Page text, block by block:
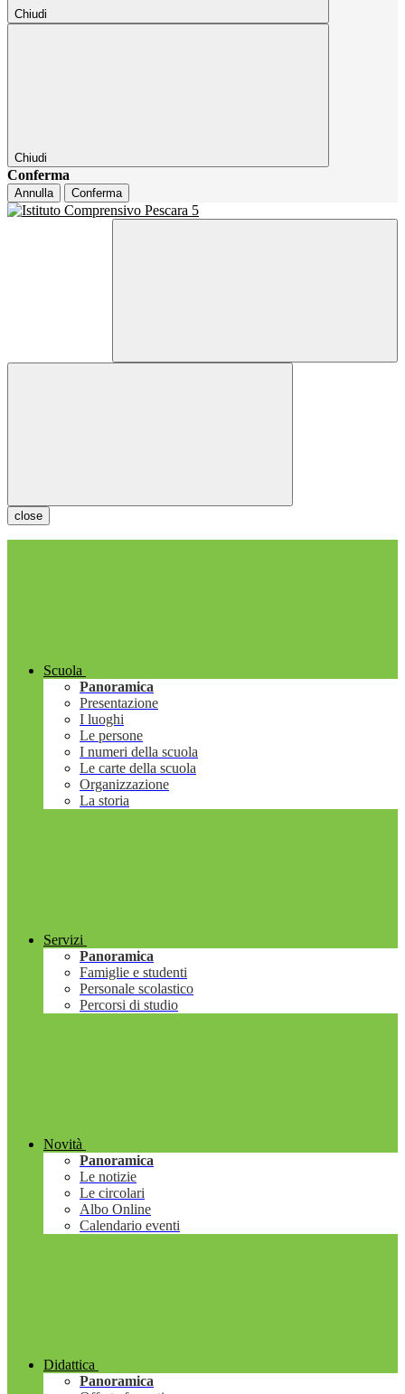
Chiudi
Chiudi
Conferma
Annulla Conferma
close
Scuola
Panoramica
Presentazione
I luoghi
Le persone
I numeri della scuola
Le carte della scuola
Organizzazione
La storia
Servizi
Panoramica
Famiglie e studenti
Personale scolastico
Percorsi di studio
Novità
Panoramica
Le notizie
Le circolari
Albo Online
Calendario eventi
Didattica
Panoramica